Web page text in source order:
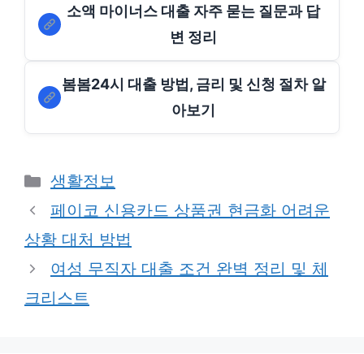
소액 마이너스 대출 자주 묻는 질문과 답
변 정리
봄봄24시 대출 방법, 금리 및 신청 절차 알
아보기
Categories
생활정보
페이코 신용카드 상품권 현금화 어려운
상황 대처 방법
여성 무직자 대출 조건 완벽 정리 및 체
크리스트